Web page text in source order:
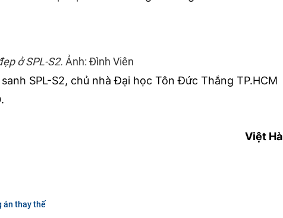
ở SPL-S2. Ảnh: Đình Viên
SPL-S2, chủ nhà Đại học Tôn Đức Thắng TP.HCM
Việt Hà
án thay thế